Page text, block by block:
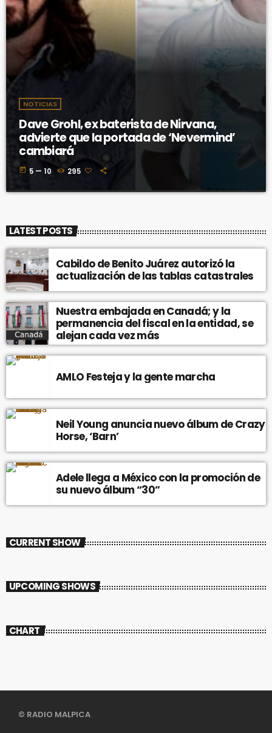
NOTICIAS
Dave Grohl, ex baterista de Nirvana,
advierte que la portada de ‘Nevermind’
cambiará
today 5 — 10 295
LATEST POSTS
Cabildo de Benito Juárez autorizó la
actualización de las tablas catastrales
Nuestra embajada en Canadá; y la
permanencia del fiscal en la entidad, se
alejan cada vez más
AMLO Festeja y la gente marcha
Neil Young anuncia nuevo álbum de Crazy
Horse, ‘Barn’
Adele llega a México con la promoción de
su nuevo álbum “30”
CURRENT SHOW
UPCOMING SHOWS
CHART
© RADIO MALPICA